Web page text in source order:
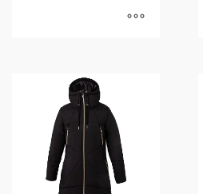
variations.
options
peuvent